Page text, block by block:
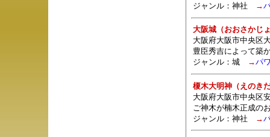
ジャンル： 神社 →
大阪城（おおさかじ
大阪府大阪市中央区
豊臣秀吉によって築
ジャンル：城→パ
榎木大明神（えのき
大阪府大阪市中央区
ご神木が楠木正成の
ジャンル： 神社 →